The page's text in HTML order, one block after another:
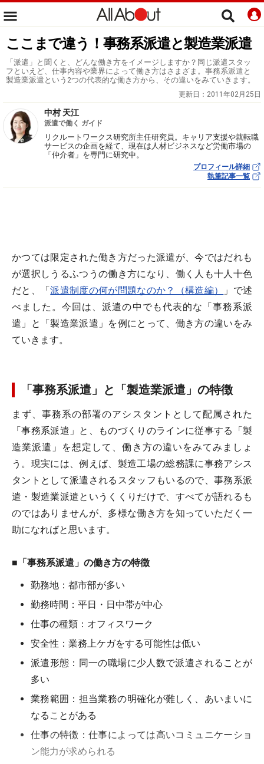
ここまで違う！事務系派遣と製造業派遣
「派遣」と聞くと、どんな働き方をイメージしますか？同じ派遣スタッ
フといえど、仕事内容や業界によって働き方はさまざま。事務系派遣と
製造業派遣という2つの代表的な働き方から、その違いをみていきます。
更新日： 2011年02月25日
中村 天江
派遣で働く ガイド
リクルートワークス研究所主任研究員。キャリア支援や就転職
サービスの企画を経て、現在は人材ビジネスなど労働市場の
「仲介者」を専門に研究中。
プロフィール詳細
執筆記事一覧
かつては限定された働き方だった派遣が、今ではだれも
が選択しうるふつうの働き方になり、働く人も十人十色
だと、「派遣制度の何が問題なのか？（構造編）
」で述
べました。今回は、派遣の中でも代表的な「事務系派
遣」と「製造業派遣」を例にとって、働き方の違いをみ
ていきます。
「事務系派遣」と「製造業派遣」の特徴
まず、事務系の部署のアシスタントとして配属された
「事務系派遣」と、ものづくりのラインに従事する「製
造業派遣」を想定して、働き方の違いをみてみましょ
う。現実には、例えば、製造工場の総務課に事務アシス
タントとして派遣されるスタッフもいるので、事務系派
遣・製造業派遣というくくりだけで、すべてが語れるも
のではありませんが、多様な働き方を知っていただく一
助になればと思います。
■「事務系派遣」の働き方の特徴
勤務地：都市部が多い
勤務時間：平日・日中帯が中心
仕事の種類：オフィスワーク
安全性：業務上ケガをする可能性は低い
派遣形態：同一の職場に少人数で派遣されることが
多い
業務範囲：担当業務の明確化が難しく、あいまいに
なることがある
仕事の特徴：仕事によっては高いコミュニケーショ
ン能力が求められる